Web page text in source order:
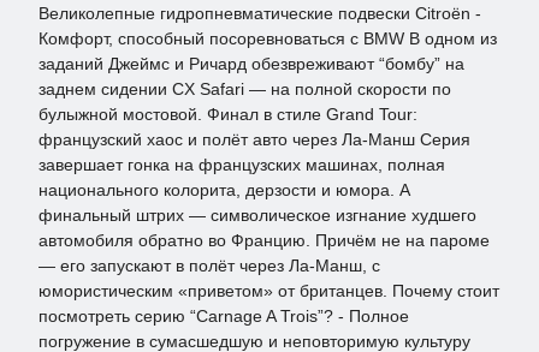
Великолепные гидропневматические подвески Citroën -
Комфорт, способный посоревноваться с BMW В одном из
заданий Джеймс и Ричард обезвреживают “бомбу” на
заднем сидении CX Safari — на полной скорости по
булыжной мостовой. Финал в стиле Grand Tour:
французский хаос и полёт авто через Ла-Манш Серия
завершает гонка на французских машинах, полная
национального колорита, дерзости и юмора. А
финальный штрих — символическое изгнание худшего
автомобиля обратно во Францию. Причём не на пароме
— его запускают в полёт через Ла-Манш, с
юмористическим «приветом» от британцев. Почему стоит
посмотреть серию “Carnage A Trois”? - Полное
погружение в сумасшедшую и неповторимую культуру